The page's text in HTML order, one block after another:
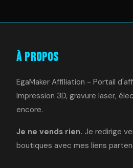
À Propos
EgaMaker Affiliation - Portail
Impression 3D, gravure laser,
encore.
Je ne vends rien. Je redirige
boutiques avec mes liens